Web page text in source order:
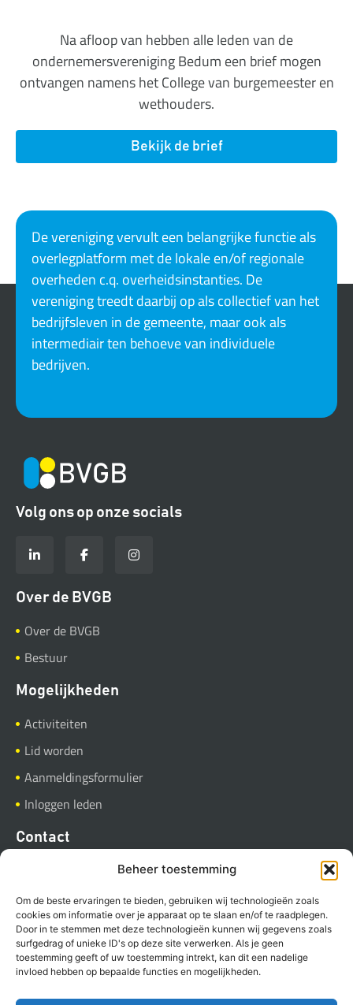
Beheer toestemming
Om de beste ervaringen te bieden, gebruiken wij technologieën zoals
cookies om informatie over je apparaat op te slaan en/of te raadplegen.
Door in te stemmen met deze technologieën kunnen wij gegevens zoals
surfgedrag of unieke ID's op deze site verwerken. Als je geen
toestemming geeft of uw toestemming intrekt, kan dit een nadelige
invloed hebben op bepaalde functies en mogelijkheden.
Na afloop van hebben alle leden van de
ondernemersvereniging Bedum een brief mogen
ontvangen namens het College van burgemeester en
wethouders.
Bekijk de brief
De vereniging vervult een belangrijke functie als
overlegplatform met de lokale en/of regionale
overheden c.q. overheidsinstanties. De
vereniging treedt daarbij op als collectief van het
bedrijfsleven in de gemeente, maar ook als
intermediair ten behoeve van individuele
bedrijven.
Volg ons op onze socials
Over de BVGB
Over de BVGB
Bestuur
Mogelijkheden
Activiteiten
Lid worden
Aanmeldingsformulier
Inloggen leden
Contact
9781 AC Bedum
Stuur een E-mail